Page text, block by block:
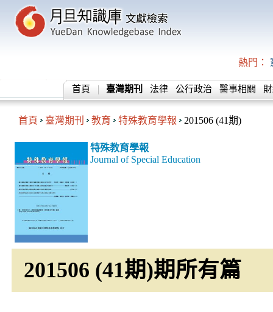
熱門：
首頁 臺灣期刊 法律 公行政治 醫事相關
首頁 臺灣期刊 教育 特殊教育學報 201506 (41期)
特殊教育學報
Journal of Special Education
201506 (41期)期所有篇